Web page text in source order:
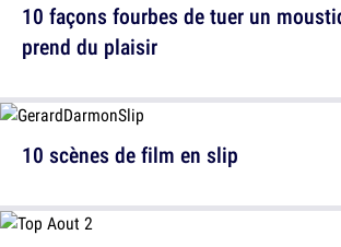
10 façons fourbes de tuer un
prend du plaisir
10 scènes de film en slip